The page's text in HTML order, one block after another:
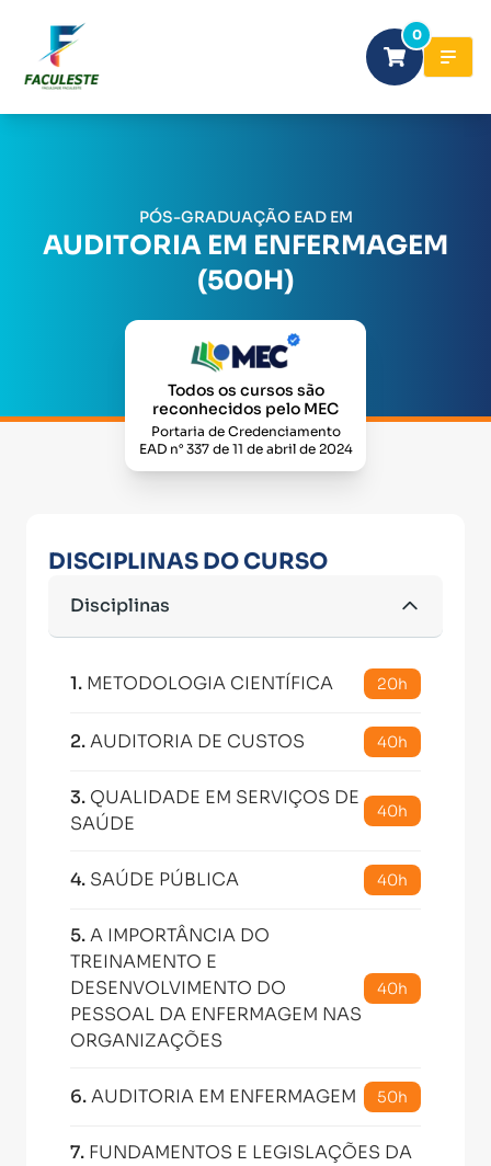
0
PÓS-GRADUAÇÃO EAD EM
AUDITORIA EM ENFERMAGEM
(500H)
Todos os cursos são
reconhecidos pelo MEC
Portaria de Credenciamento
EAD n° 337 de 11 de abril de 2024
DISCIPLINAS DO CURSO
Disciplinas
1. METODOLOGIA CIENTÍFICA 20h
2.AUDITORIA DE CUSTOS 40h
3. QUALIDADE EM SERVIÇOS DE
SAÚDE
40h
4. SAÚDE PÚBLICA 40h
5.A IMPORTÂNCIA DO
TREINAMENTO E
DESENVOLVIMENTO DO
PESSOAL DA ENFERMAGEM NAS
ORGANIZAÇÕES
40h
6.AUDITORIA EM ENFERMAGEM 50h
7. FUNDAMENTOS E LEGISLAÇÕES DA